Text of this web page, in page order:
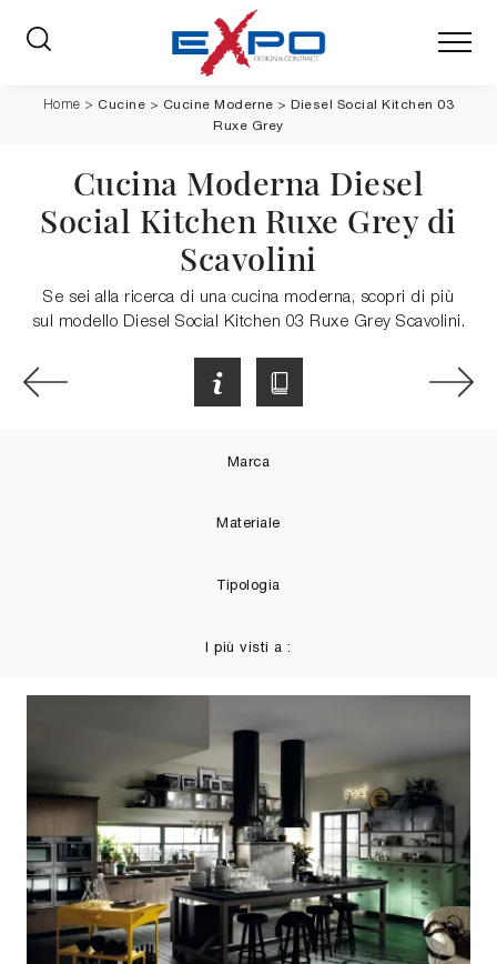
Home > Cucine > Cucine Moderne >Diesel Social Kitchen 03
Ruxe Grey
Cucina Moderna Diesel
Social Kitchen Ruxe Grey di
Scavolini
Se sei alla ricerca di una cucina moderna, scopri di più
sul modello Diesel Social Kitchen 03 Ruxe Grey Scavolini.
Marca
Materiale
Tipologia
I più visti a :